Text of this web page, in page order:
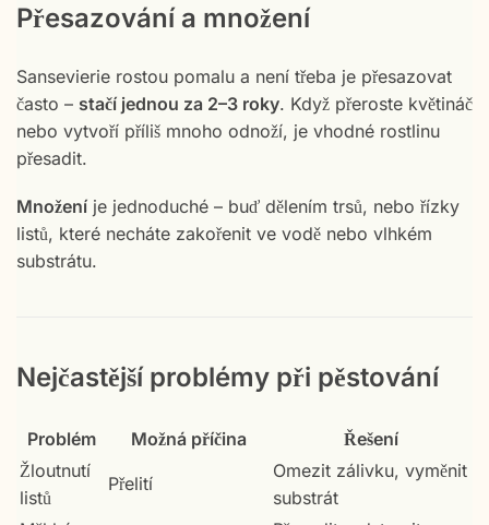
Přesazování a množení
Sansevierie rostou pomalu a není třeba je přesazovat
často – stačí jednou za 2–3 roky. Když přeroste květináč
nebo vytvoří příliš mnoho odnoží, je vhodné rostlinu
přesadit.
Množení je jednoduché – buď dělením trsů, nebo řízky
listů, které necháte zakořenit ve vodě nebo vlhkém
substrátu.
Nejčastější problémy při pěstování
Problém Možná příčina
Řešení
Žloutnutí
listů
Přelití
Omezit zálivku, vyměnit
substrát